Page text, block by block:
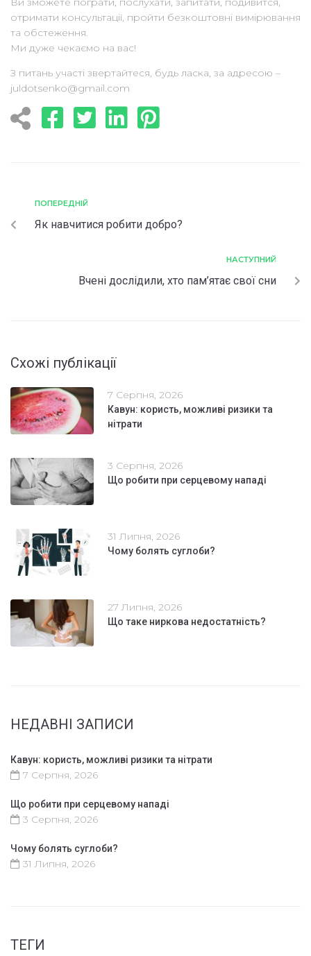
отримати консультації, пройти безкоштовні вимірювання
та обстеження.
Ми дуже чекаємо на вас!
З питань участі звертайтеся, будь ласка, за адресою –
juldotsenko@gmail.com
ПОПЕРЕДНІЙ
Як навчитися робити добро?
НАСТУПНИЙ
Вчені дослідили, хто пам’ятає свої сни
Схожі публікації
7 Серпня, 2026
Кавун: користь, можливі ризики та
нітрати
3 Серпня, 2026
Що робити при серцевому нападі
31 Липня, 2026
Чому болять суглоби?
27 Липня, 2026
Що таке ниркова недостатність?
НЕДАВНІ ЗАПИСИ
Кавун: користь, можливі ризики та нітрати
7 Серпня, 2026
Що робити при серцевому нападі
3 Серпня, 2026
Чому болять суглоби?
31 Липня, 2026
ТЕГИ